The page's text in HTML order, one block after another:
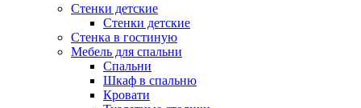
Стенки детские
Стенки детские
Стенка в гостиную
Мебель для спальни
Спальни
Шкаф в спальню
Кровати